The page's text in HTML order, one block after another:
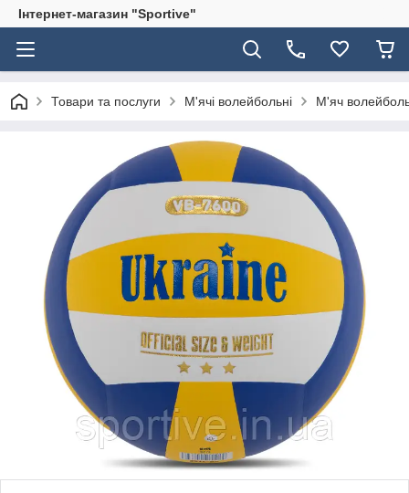
Інтернет-магазин "Sportive"
Товари та послуги М'ячі волейбольні М'яч